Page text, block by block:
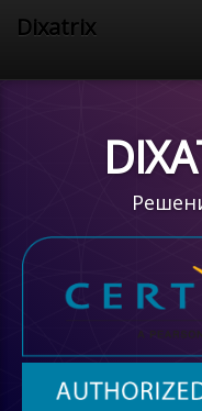
Dixatrix
1С Предприятие 8
Поддержка 1С
Информация
Контакты